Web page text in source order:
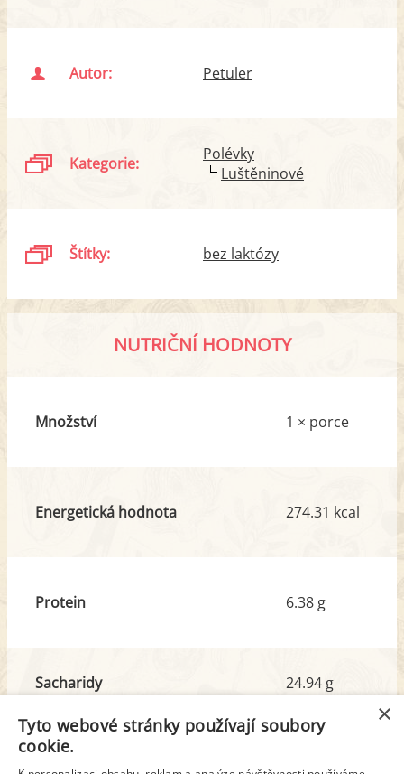
Autor: Petuler
Kategorie:
Polévky
Luštěninové
Štítky: bez laktózy
NUTRIČNÍ HODNOTY
Množství 1 × porce
Energetická hodnota 274.31 kcal
Protein 6.38 g
Sacharidy
z toho cukr
24.94 g
1.99 g
×
Tyto webové stránky používají soubory
cookie.